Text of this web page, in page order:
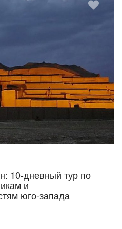
10-дневный тур по
и
юго-запада